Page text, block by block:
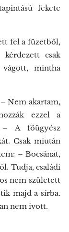
fekete
fel a füzetből,
kérdezett csak
mintha
Nem akartam,
ezzel a
– A főügyész
Csak miután
– Bocsánat,
Tudja, családi
nem született
majd a sírba.
nem ivott.